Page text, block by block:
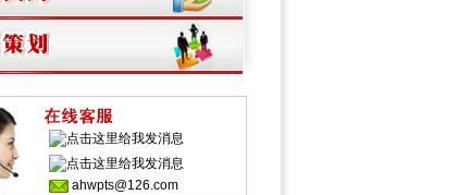
ahwpts@126.com